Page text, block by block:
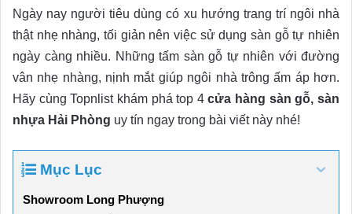
Ngày nay người tiêu dùng có xu hướng trang trí ngôi nhà
thật nhẹ nhàng, tối giản nên việc sử dụng sàn gỗ tự nhiên
ngày càng nhiều. Những tấm sàn gỗ tự nhiên với đường
vân nhẹ nhàng, nịnh mắt giúp ngôi nhà trông ấm áp hơn.
Hãy cùng Topnlist khám phá top 4cửa hàng sàn gỗ, sàn
nhựa Hải Phòng uy tín ngay trong bài viết này nhé!
Mục Lục
Showroom Long Phượng